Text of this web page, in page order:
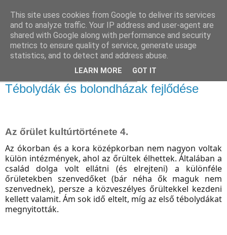
Tébolydák és bolondházak fejlődése
Az őrület kultúrtörténete 4.
Az ókorban és a kora középkorban nem nagyon voltak
külön intézmények, ahol az őrültek élhettek. Általában a
család dolga volt ellátni (és elrejteni) a különféle
őrületekben szenvedőket (bár néha ők maguk nem
szenvednek), persze a közveszélyes őrültekkel kezdeni
kellett valamit. Ám sok idő eltelt, míg az első tébolydákat
megnyitották.
This site uses cookies from Google to deliver its services
and to analyze traffic. Your IP address and user-agent are
shared with Google along with performance and security
metrics to ensure quality of service, generate usage
statistics, and to detect and address abuse.
LEARN MORE GOT IT